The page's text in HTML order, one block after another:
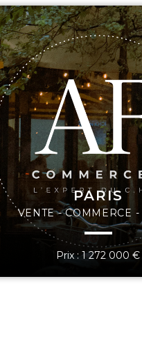
PARIS
VENTE - COMMERCE -
Prix : 1 272 000 €